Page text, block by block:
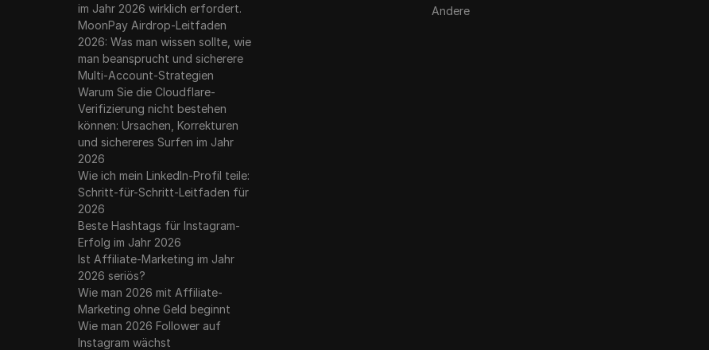
im Jahr 2026 wirklich erfordert.
MoonPay Airdrop-Leitfaden
2026: Was man wissen sollte, wie
man beansprucht und sicherere
Multi-Account-Strategien
Warum Sie die Cloudflare-
Verifizierung nicht bestehen
können: Ursachen, Korrekturen
und sichereres Surfen im Jahr
2026
Wie ich mein LinkedIn-Profil teile:
Schritt-für-Schritt-Leitfaden für
2026
Beste Hashtags für Instagram-
Erfolg im Jahr 2026
Ist Affiliate-Marketing im Jahr
2026 seriös?
Wie man 2026 mit Affiliate-
Marketing ohne Geld beginnt
Wie man 2026 Follower auf
Instagram wächst
Andere